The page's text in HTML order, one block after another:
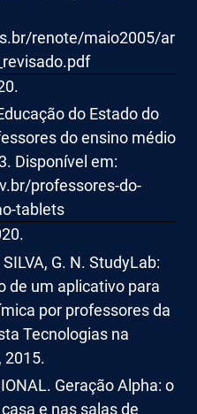
renote/maio2005/ar
do Estado do
do ensino médio
Disponível em:
professores-do-
tablets
SILVA, G. N. StudyLab:
de um aplicativo para
por professores da
Tecnologias na
2015.
Geração Alpha: o
e nas salas de